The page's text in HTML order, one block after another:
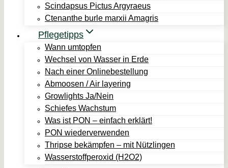
Scindapsus Pictus Argyraeus
Ctenanthe burle marxii Amagris
Pflegetipps
Wann umtopfen
Wechsel von Wasser in Erde
Nach einer Onlinebestellung
Abmoosen / Air layering
Growlights Ja/Nein
Schiefes Wachstum
Was ist PON – einfach erklärt!
PON wiederverwenden
Thripse bekämpfen – mit Nützlingen
Wasserstoffperoxid (H2O2)